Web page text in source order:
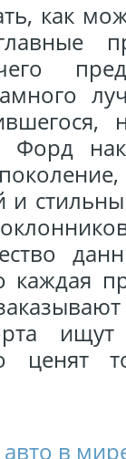
как
Форд
каждая
ценят
в